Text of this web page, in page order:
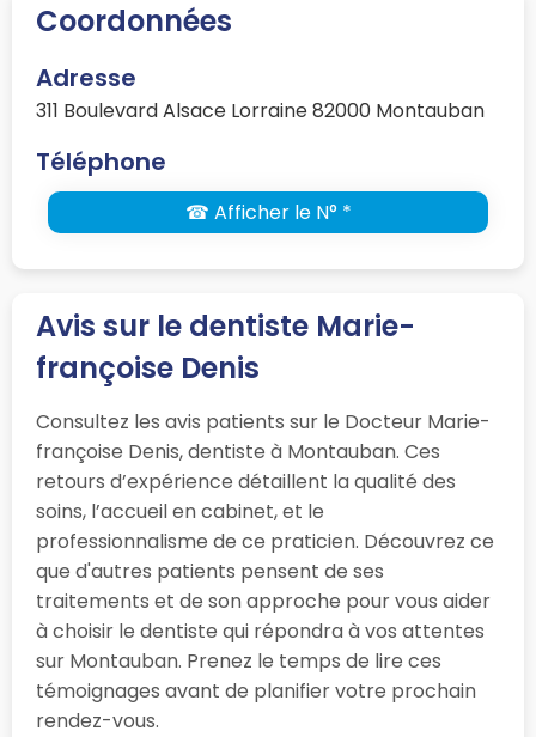
Coordonnées
Adresse
311 Boulevard Alsace Lorraine 82000 Montauban
Téléphone
☎ Afficher le N° *
Avis sur le dentiste Marie-
françoise Denis
Consultez les avis patients sur le Docteur Marie-
françoise Denis, dentiste à Montauban. Ces
retours d’expérience détaillent la qualité des
soins, l’accueil en cabinet, et le
professionnalisme de ce praticien. Découvrez ce
que d'autres patients pensent de ses
traitements et de son approche pour vous aider
à choisir le dentiste qui répondra à vos attentes
sur Montauban. Prenez le temps de lire ces
témoignages avant de planifier votre prochain
rendez-vous.